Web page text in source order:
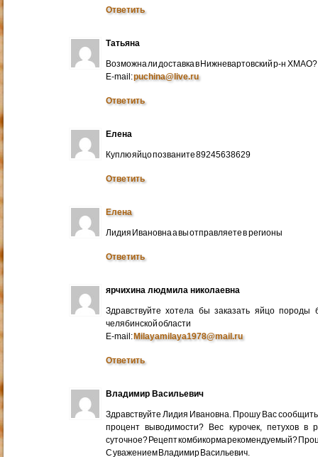
Ответить
Татьяна
Возможна ли доставка в Нижневартовский р-н ХМАО?
E-mail:puchina@live.ru
Ответить
Елена
Куплю яйцо позваните 89245638629
Ответить
Елена
Лидия Ивановна а вы отправляете в регионы
Ответить
ярчихина людмила николаевна
Здравствуйте хотела бы заказать яйцо
челябинской области
E-mail:Milayamilaya1978@mail.ru
Ответить
Владимир Васильевич
Здравствуйте Лидия Ивановна. Прошу Вас
процент выводимости? Вес курочек, петухов в
суточное? Рецепт комбикорма рекомендуемый?
С уважением Владимир Васильевич.